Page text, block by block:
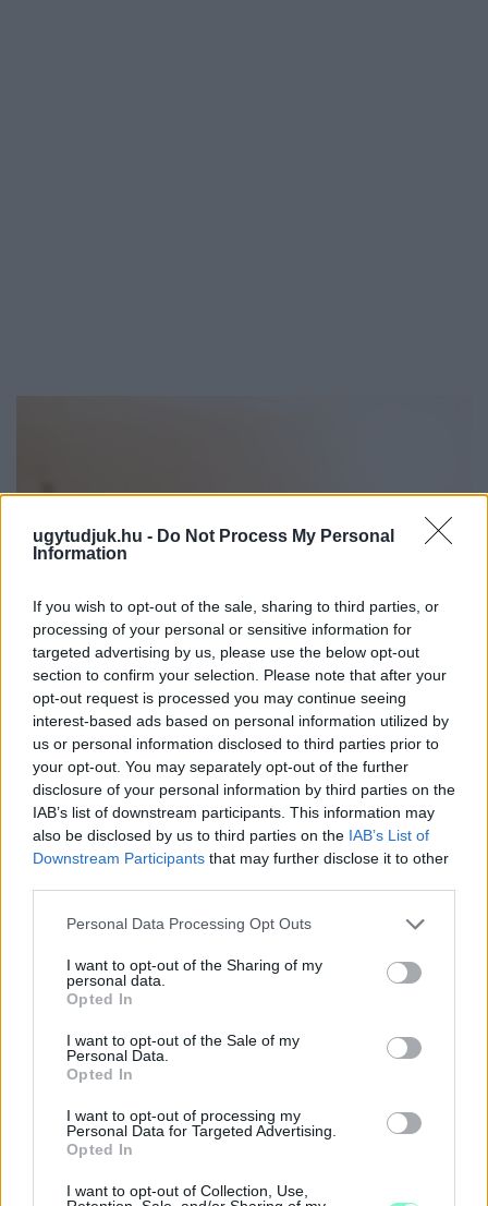
ugytudjuk.hu - Do Not Process My Personal
Information
If you wish to opt-out of the sale, sharing to third parties, or
processing of your personal or sensitive information for
targeted advertising by us, please use the below opt-out
section to confirm your selection. Please note that after your
opt-out request is processed you may continue seeing
interest-based ads based on personal information utilized by
us or personal information disclosed to third parties prior to
your opt-out. You may separately opt-out of the further
disclosure of your personal information by third parties on the
IAB’s list of downstream participants. This information may
also be disclosed by us to third parties on the IAB’s List of
Downstream Participants that may further disclose it to other
Please note that this website/app uses one or more Google
not limited to your visit or usage behaviour. You may click to
grant or deny consent to Google and its third-party tags to
use your data for below specified purposes in below Google
consent section.
Personal Data Processing Opt Outs
I want to opt-out of the Sharing of my
personal data.
Opted In
I want to opt-out of the Sale of my
Personal Data.
Opted In
I want to opt-out of processing my
Personal Data for Targeted Advertising.
Opted In
I want to opt-out of Collection, Use,
NEM VÁRT HELYEN IS OKOZHAT PROBLÉMÁKAT AZ
EXTRÉM HŐSÉG: A TALAJKÖZELI ÓZON AZ ÚJ
VESZÉLYFORRÁS
A forró, napos időjárás kedvez a talajközeli ózon kialakulásának,
amely irritálhatja a légutakat, ronthatja a tüdő működését és
különösen veszélyes lehet a krónikus betegek számára.
Szólj hozzá!